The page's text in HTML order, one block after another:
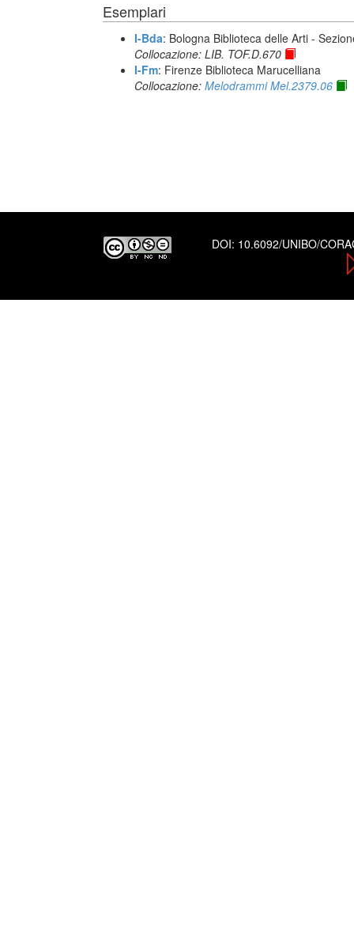
Esemplari
I-Bda: Bologna Biblioteca delle Arti -
Collocazione: LIB. TOF.D.670
I-Fm: Firenze Biblioteca Marucelliana
Collocazione: Melodrammi Mel.2379.06
DOI: 10.6092/UNIBO/